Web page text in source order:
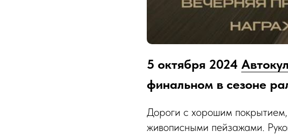
5 октября 2024
финальном в сезоне
Дороги с хорошим
живописными пейзажами.